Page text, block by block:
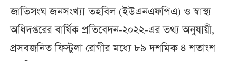
জাতিসংঘ জনসংখ্যা তহবিল (ইউএনএফপিএ) ও স্বাস্থ্য
অধিদপ্তরের বার্ষিক প্রতিবেদন-২০২২-এর তথ্য অনুযায়ী,
প্রসবজনিত ফিস্টুলা রোগীর মধ্যে ৮৯ দশমিক ৪ শতাংশ